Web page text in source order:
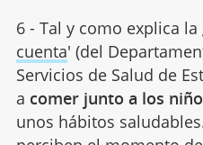
6 - Tal y como explica la
cuenta' (del
Servicios de Salud de
a comer junto a los
unos hábitos